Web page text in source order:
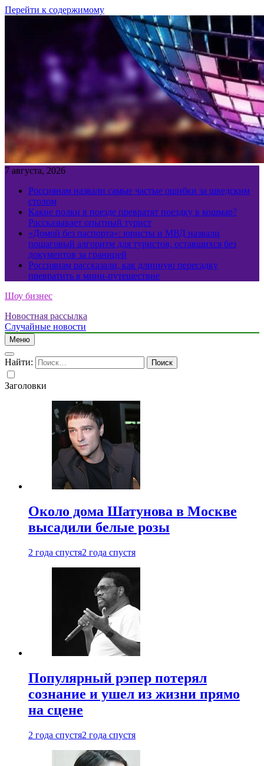
Перейти к содержимому
7 августа, 2026
Россиянам назвали самые частые ошибки за шведским
столом
Какие полки в поезде превратят поездку в кошмар?
Рассказывает опытный турист
«Домой без паспорта»: юристы и МВД назвали
пошаговый алгоритм для туристов, оставшихся без
документов за границей
Россиянам рассказали, как длинную пересадку
превратить в мини-путешествие
Шоу бизнес
Новостная рассылка
Случайные новости
Меню
Найти:
Заголовки
Около дома Шатунова в Москве
высадили белые розы
2 года спустя2 года спустя
Популярный рэпер потерял
сознание и ушел из жизни прямо
на сцене
2 года спустя2 года спустя